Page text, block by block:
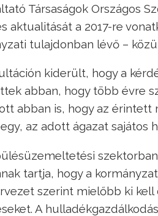
Társaságok Országos
aktualitását a 2017-re
tulajdonban lévő –
kiderült, hogy a
abban, hogy több évre
abban is, hogy az érintett
az adott ágazat sajátos
tartja, hogy a
szerint mielőbb ki
A